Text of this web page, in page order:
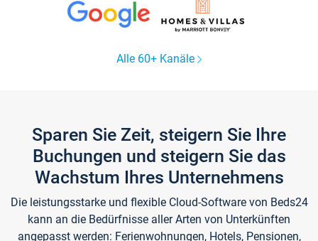
Alle 60+ Kanäle
Sparen Sie Zeit, steigern Sie Ihre
Buchungen und steigern Sie das
Wachstum Ihres Unternehmens
Die leistungsstarke und flexible Cloud-Software von Beds24
kann an die Bedürfnisse aller Arten von Unterkünften
angepasst werden: Ferienwohnungen, Hotels, Pensionen,